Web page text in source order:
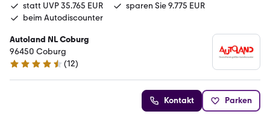
statt UVP 35.765 EUR
sparen Sie 9.775 EUR
beim Autodiscounter
Autoland NL Coburg
96450 Coburg
4.5 Sterne
(12)
Kontakt Parken